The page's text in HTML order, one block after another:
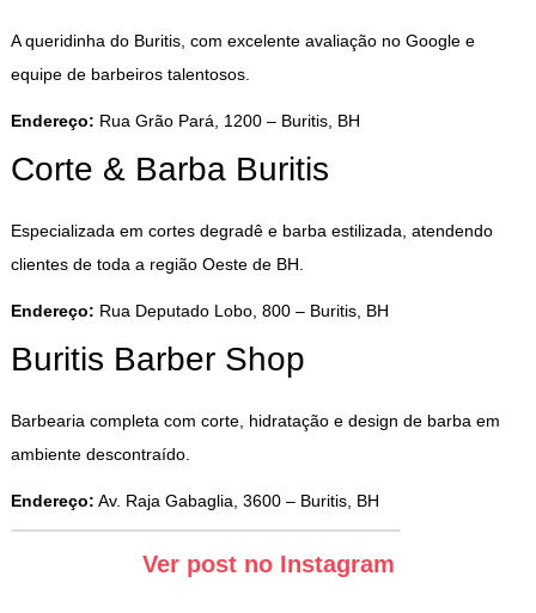
A queridinha do Buritis, com excelente avaliação no Google e
equipe de barbeiros talentosos.
Endereço: Rua Grão Pará, 1200 – Buritis, BH
Corte & Barba Buritis
Especializada em cortes degradê e barba estilizada, atendendo
clientes de toda a região Oeste de BH.
Endereço: Rua Deputado Lobo, 800 – Buritis, BH
Buritis Barber Shop
Barbearia completa com corte, hidratação e design de barba em
ambiente descontraído.
Endereço: Av. Raja Gabaglia, 3600 – Buritis, BH
Ver post no Instagram